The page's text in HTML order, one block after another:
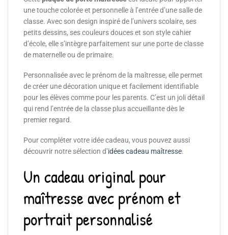
une touche colorée et personnelle à l’entrée d’une salle de
classe. Avec son design inspiré de l’univers scolaire, ses
petits dessins, ses couleurs douces et son style cahier
d’école, elle s’intègre parfaitement sur une porte de classe
de maternelle ou de primaire.
Personnalisée avec le prénom de la maîtresse, elle permet
de créer une décoration unique et facilement identifiable
pour les élèves comme pour les parents. C’est un joli détail
qui rend l’entrée de la classe plus accueillante dès le
premier regard.
Pour compléter votre idée cadeau, vous pouvez aussi
découvrir notre sélection d’idées cadeau maîtresse.
Un cadeau original pour
maîtresse avec prénom et
portrait personnalisé